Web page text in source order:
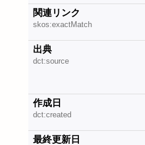
関連リンク
skos:exactMatch
出典
dct:source
作成日
dct:created
最終更新日